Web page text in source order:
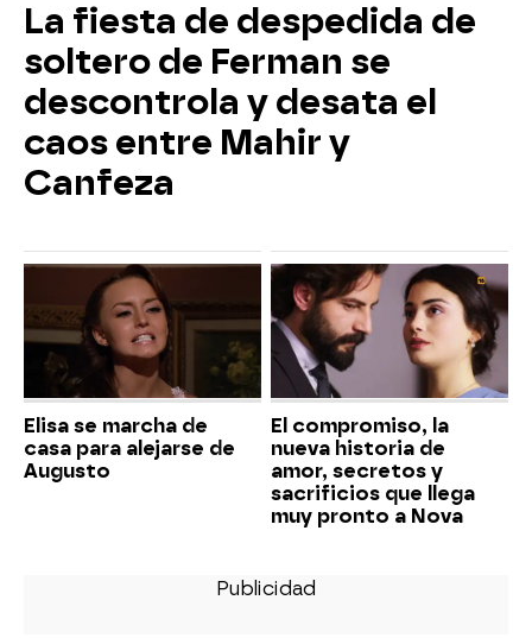
La fiesta de despedida de
soltero de Ferman se
descontrola y desata el
caos entre Mahir y
Canfeza
Elisa se marcha de
casa para alejarse de
Augusto
El compromiso, la
nueva historia de
amor, secretos y
sacrificios que llega
muy pronto a Nova